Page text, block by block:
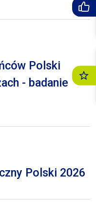
Polski
- badanie
Polski 2026